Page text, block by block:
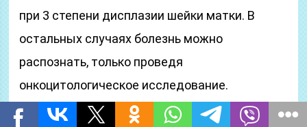
при 3 степени дисплазии шейки матки. В
остальных случаях болезнь можно
распознать, только проведя
онкоцитологическое исследование.